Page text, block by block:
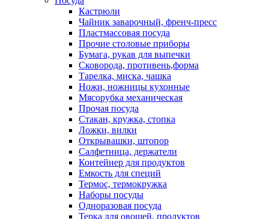
Кастрюли
Чайник заварочный, френч-пресс
Пластмассовая посуда
Прочие столовые приборы
Бумага, рукав для выпечки
Сковорода, противень,форма
Тарелка, миска, чашка
Ножи, ножницы кухонные
Мясорубка механическая
Прочая посуда
Стакан, кружка, стопка
Ложки, вилки
Открывашки, штопор
Салфетница, держатели
Контейнер для продуктов
Емкость для специй
Термос, термокружка
Наборы посуды
Одноразовая посуда
Терка для овощей, продуктов